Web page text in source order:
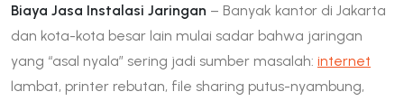
Biaya Jasa Instalasi Jaringan – Banyak kantor di Jakarta
dan kota-kota besar lain mulai sadar bahwa jaringan
yang “asal nyala” sering jadi sumber masalah: internet
lambat, printer rebutan, file sharing putus-nyambung,